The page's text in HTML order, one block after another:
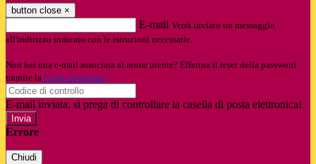
button close ×
E-mail Verrà inviato un messaggio
all'indirizzo indicato con le istruzioni necessarie.
Non hai una e-mail associata al nome utente? Effettua il reset della password
tramite la Login Spaggiari
E-mail inviata, si prega di controllare la casella di posta elettronica!
Errore
Chiudi